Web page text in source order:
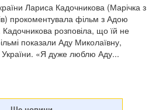
Лариса Кадочникова (Марічка з
прокоментувала фільм з Адою
розповіла, що їй не
показали Аду Миколаївну,
України. «Я дуже люблю Аду...